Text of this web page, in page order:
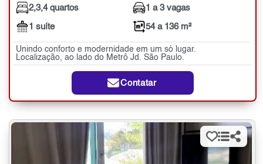
2,3,4 quartos
1 suíte
1 a 3 vagas
54 a 136 m²
Unindo conforto e modernidade em um só lugar.
Localização, ao lado do Metrô Jd. São Paulo.
Contatar